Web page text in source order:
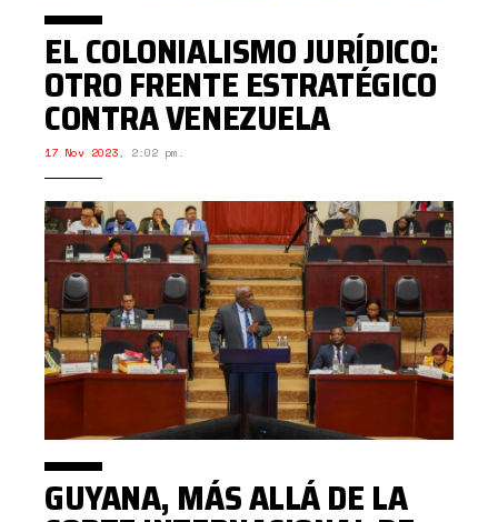
EL COLONIALISMO JURÍDICO:
OTRO FRENTE ESTRATÉGICO
CONTRA VENEZUELA
17 Nov 2023, 2:02 pm.
GUYANA, MÁS ALLÁ DE LA